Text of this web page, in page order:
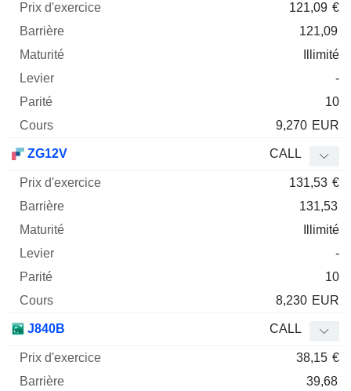
121,09 €
121,09
Illimité
-
10
9,270 EUR
ZG12V CALL
131,53 €
131,53
Illimité
-
10
8,230 EUR
J840B CALL
38,15 €
39,68